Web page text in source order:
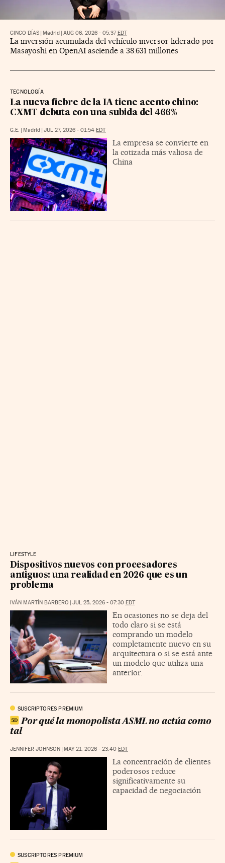
CINCO DÍAS | Madrid | AUG 06, 2026 - 05:37EDT
La inversión acumulada del vehículo inversor liderado por
Masayoshi en OpenAI asciende a 38.631 millones
TECNOLOGÍA
La nueva fiebre de la IA tiene acento chino:
CXMT debuta con una subida del 466%
G.E. | Madrid | JUL 27, 2026 - 01:54 EDT
La empresa se convierte en
la cotizada más valiosa de
China
LIFESTYLE
Dispositivos nuevos con procesadores
antiguos: una realidad en 2026 que es un
problema
IVÁN MARTÍN BARBERO | JUL 25, 2026 - 07:30 EDT
En ocasiones no se deja del
todo claro si se está
comprando un modelo
completamente nuevo en su
arquitectura o si se está ante
un modelo que utiliza una
anterior.
SUSCRIPTORES PREMIUM
Por qué la monopolista ASML no actúa como
tal
JENNIFER JOHNSON | MAY 21, 2026 - 23:40 EDT
La concentración de clientes
poderosos reduce
significativamente su
capacidad de negociación
SUSCRIPTORES PREMIUM